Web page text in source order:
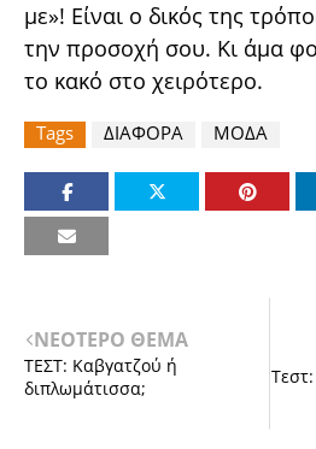
με»! Είναι ο δικός της
την προσοχή σου. Κι άμα
το κακό στο χειρότερο.
Tags ΔΙΑΦΟΡΑ ΜΟΔΑ
ΝΕΟΤΕΡΟ ΘΕΜΑ
ΤΕΣΤ: Καβγατζού ή
διπλωμάτισσα;